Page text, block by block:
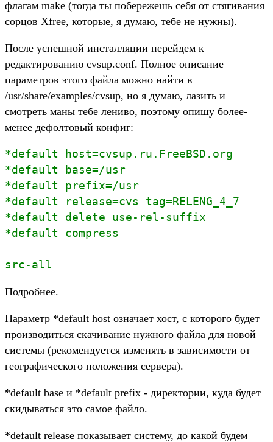
флагам make (тогда ты побережешь себя от стягивания
сорцов Xfree, которые, я думаю, тебе не нужны).
После успешной инсталляции перейдем к
редактированию cvsup.conf. Полное описание
параметров этого файла можно найти в
/usr/share/examples/cvsup, но я думаю, лазить и
смотреть маны тебе лениво, поэтому опишу более-
менее дефолтовый конфиг:
*default host=cvsup.ru.FreeBSD.org
*default base=/usr
*default prefix=/usr
*default release=cvs tag=RELENG_4_7
*default delete use-rel-suffix
*default compress
src-all
Подробнее.
Параметр *default host означает хост, с которого будет
производиться скачивание нужного файла для новой
системы (рекомендуется изменять в зависимости от
географического положения сервера).
*default base и *default prefix - директории, куда будет
скидываться это самое файло.
*default release показывает систему, до какой будем